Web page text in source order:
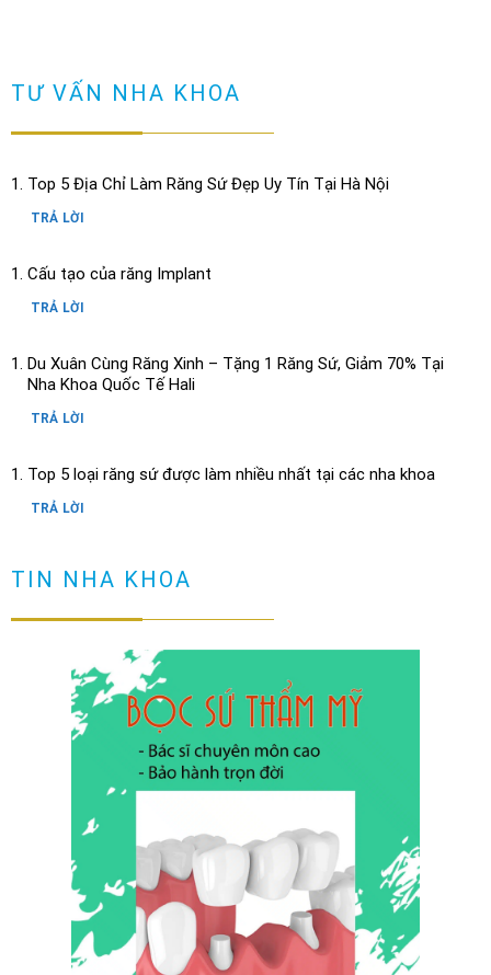
TƯ VẤN NHA KHOA
Top 5 Địa Chỉ Làm Răng Sứ Đẹp Uy Tín Tại Hà Nội
TRẢ LỜI
Cấu tạo của răng Implant
TRẢ LỜI
Du Xuân Cùng Răng Xinh – Tặng 1 Răng Sứ, Giảm 70% Tại
Nha Khoa Quốc Tế Hali
TRẢ LỜI
Top 5 loại răng sứ được làm nhiều nhất tại các nha khoa
TRẢ LỜI
Cầu răng sứ là gì? Làm cầu răng sứ có tốt không?
TRẢ LỜI
Làm sao để ngăn ngừa răng hô sau khi niềng?
Niềng răng có đau không? Tìm hiểu quy trình niềng răng
TRẢ LỜI
NHỮNG TRƯỜNG HỢP NÊN DÁN SỨ VENEER ( không phải ai
cũng dán sứ được)
TIN NHA KHOA